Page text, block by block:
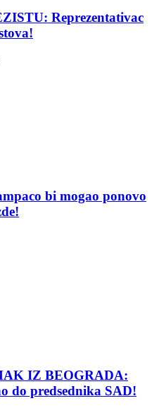
Reprezentativac
bi mogao ponovo
IZ BEOGRADA:
do predsednika SAD!